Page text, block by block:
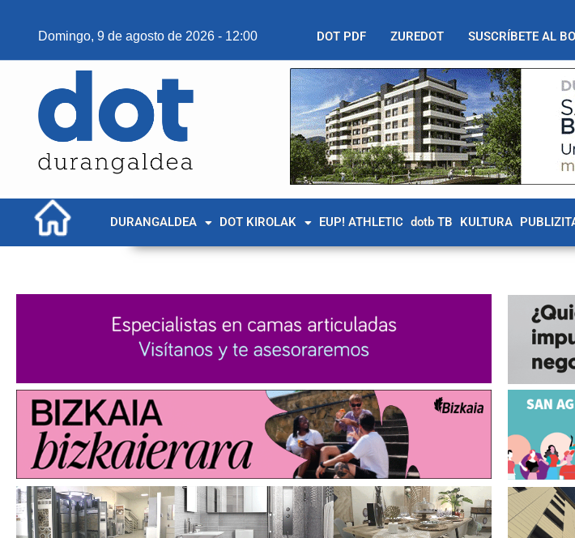
Domingo, 9 de agosto de 2026 - 12:00 DOT PDF ZUREDOT SUSCRÍBETE AL
DURANGALDEA DOT KIROLAK EUP! ATHLETIC dotb TB KULTURA